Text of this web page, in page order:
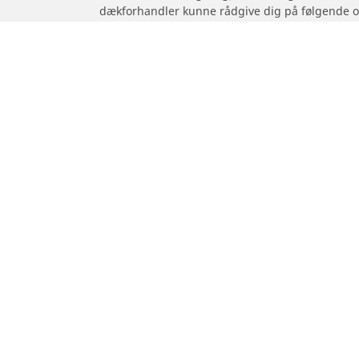
dækforhandler kunne rådgive dig på følgende